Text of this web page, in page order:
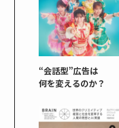
“会話型”広告は
何を変えるのか？